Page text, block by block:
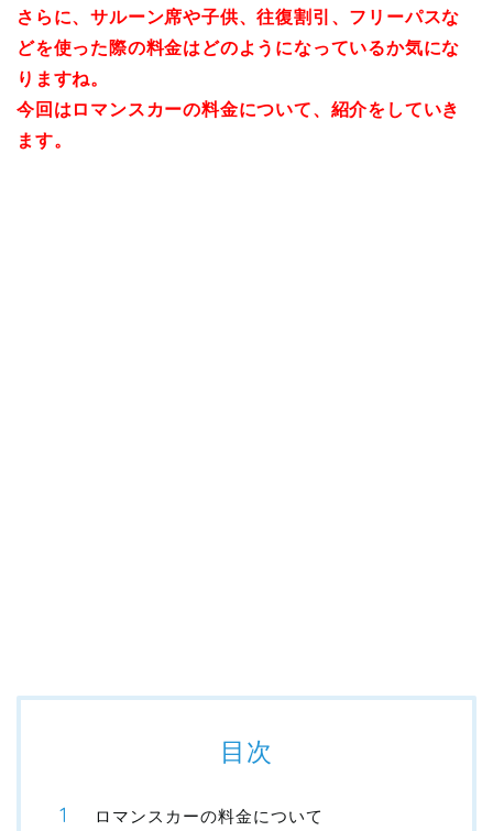
さらに、サルーン席や子供、往復割引、フリーパスな
どを使った際の料金はどのようになっているか気にな
りますね。
今回はロマンスカーの料金について、紹介をしていき
ます。
目次
ロマンスカーの料金について